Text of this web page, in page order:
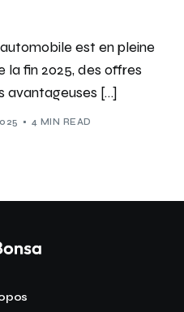
est en pleine
la fin 2025, des offres
avantageuses […]
4 MIN READ